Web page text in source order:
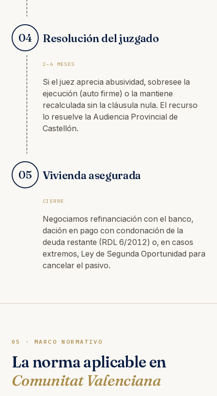
04 Resolución del juzgado
2–6 MESES
Si el juez aprecia abusividad, sobresee la
ejecución (auto firme) o la mantiene
recalculada sin la cláusula nula. El recurso
lo resuelve la Audiencia Provincial de
Castellón.
05 Vivienda asegurada
CIERRE
Negociamos refinanciación con el banco,
dación en pago con condonación de la
deuda restante (RDL 6/2012) o, en casos
extremos, Ley de Segunda Oportunidad para
cancelar el pasivo.
05 · MARCO NORMATIVO
La norma aplicable en
Comunitat Valenciana